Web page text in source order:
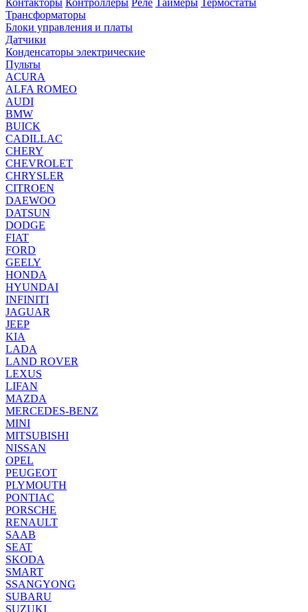
Контакторы Контроллеры Реле Таймеры Термостаты
Трансформаторы
Блоки управления и платы
Датчики
Конденсаторы электрические
Пульты
ACURA
ALFA ROMEO
AUDI
BMW
BUICK
CADILLAC
CHERY
CHEVROLET
CHRYSLER
CITROEN
DAEWOO
DATSUN
DODGE
FIAT
FORD
GEELY
HONDA
HYUNDAI
INFINITI
JAGUAR
JEEP
KIA
LADA
LAND ROVER
LEXUS
LIFAN
MAZDA
MERCEDES-BENZ
MINI
MITSUBISHI
NISSAN
OPEL
PEUGEOT
PLYMOUTH
PONTIAC
PORSCHE
RENAULT
SAAB
SEAT
SKODA
SMART
SSANGYONG
SUBARU
SUZUKI